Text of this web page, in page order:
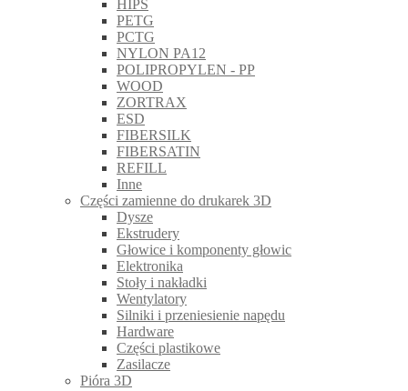
HIPS
PETG
PCTG
NYLON PA12
POLIPROPYLEN - PP
WOOD
ZORTRAX
ESD
FIBERSILK
FIBERSATIN
REFILL
Inne
Części zamienne do drukarek 3D
Dysze
Ekstrudery
Głowice i komponenty głowic
Elektronika
Stoły i nakładki
Wentylatory
Silniki i przeniesienie napędu
Hardware
Części plastikowe
Zasilacze
Pióra 3D